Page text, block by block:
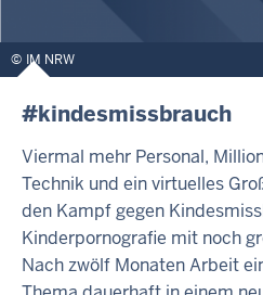
IM NRW
#kindesmissbrauch
Viermal mehr Personal,
Technik und ein virtuelles
den Kampf gegen
Kinderpornografie mit noch
Nach zwölf Monaten Arbeit